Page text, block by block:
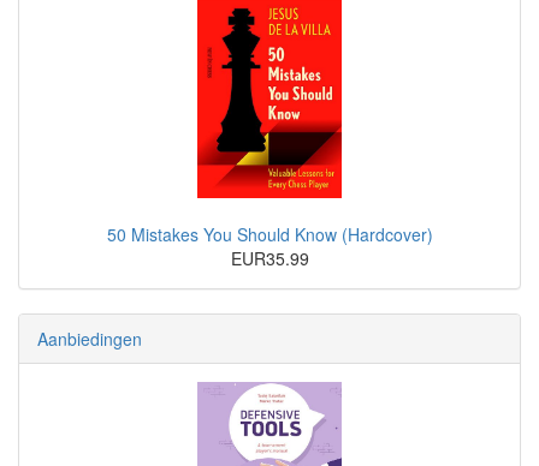
50 Mistakes You Should Know (Hardcover)
EUR35.99
Aanbiedingen